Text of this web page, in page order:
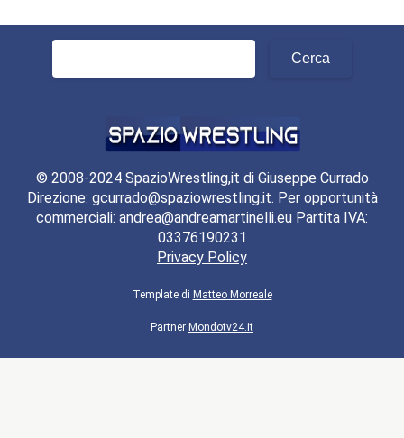
© 2008-2024 SpazioWrestling,it di Giuseppe Currado
Direzione: gcurrado@spaziowrestling.it. Per opportunità
commerciali: andrea@andreamartinelli.eu Partita IVA:
03376190231
Privacy Policy
Template di Matteo Morreale
Partner Mondotv24.it